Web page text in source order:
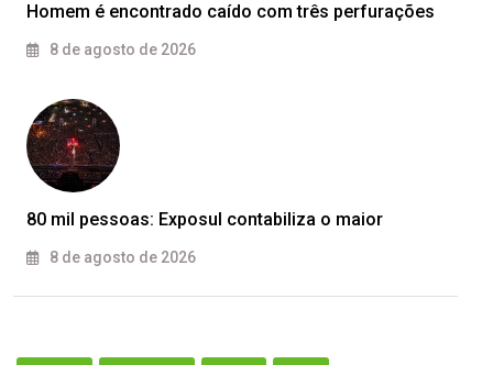
Homem é encontrado caído com três perfurações
8 de agosto de 2026
80 mil pessoas: Exposul contabiliza o maior
8 de agosto de 2026